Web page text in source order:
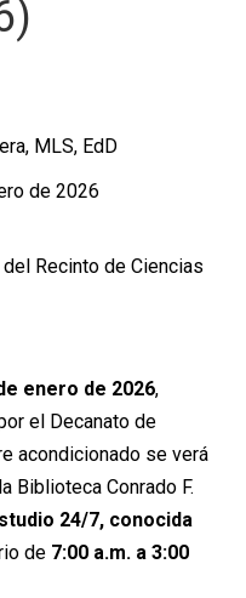
MLS, EdD
de 2026
Recinto de Ciencias
enero de 2026,
el Decanato de
acondicionado se verá
Biblioteca Conrado F.
24/7, conocida
de 7:00 a.m. a 3:00